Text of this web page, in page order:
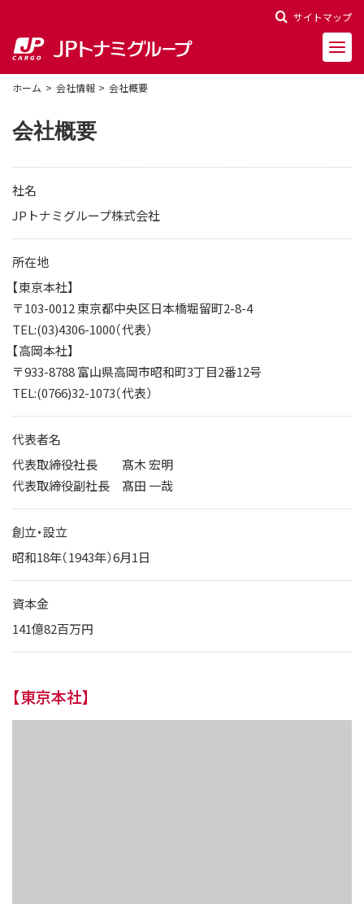
サイトマップ
会社概要
財務ハイライト
IRカレンダー
ホーム 会社情報 会社概要
会社概要
社名
JPトナミグループ株式会社
所在地
【東京本社】
〒103-0012 東京都中央区日本橋堀留町2-8-4
TEL:(03)4306-1000（代表）
【高岡本社】
〒933-8788 富山県高岡市昭和町3丁目2番12号
TEL:(0766)32-1073（代表）
代表者名
代表取締役社長 髙木 宏明
代表取締役副社長 髙田 一哉
創立・設立
昭和18年（1943年）6月1日
資本金
141億82百万円
【東京本社】